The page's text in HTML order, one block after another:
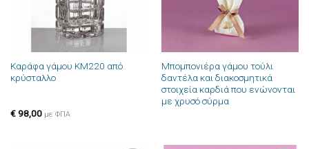
Καράφα γάμου ΚΜ220 από
κρύσταλλο
€98,00 με ΦΠΑ
Μπομπονιέρα γάμου τούλι
δαντέλα και διακοσμητικά
στοιχεία καρδιά που ενώνονται
με χρυσό σύρμα